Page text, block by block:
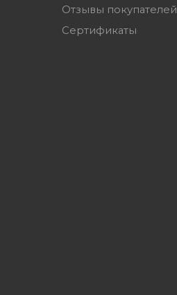
Отзывы покупателей
Сертификаты